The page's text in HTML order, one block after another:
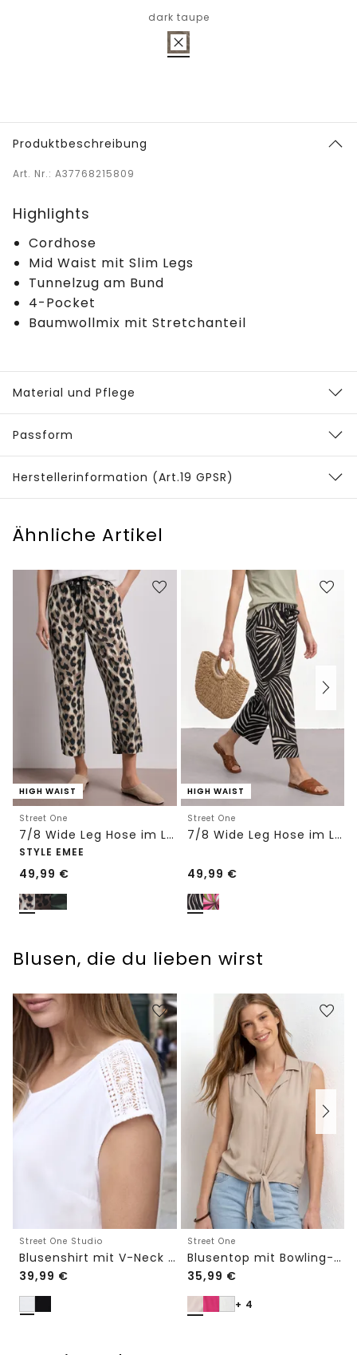
dark taupe
Produktbeschreibung
Art. Nr.: A37768215809
Highlights
Cordhose
Mid Waist mit Slim Legs
Tunnelzug am Bund
4-Pocket
Baumwollmix mit Stretchanteil
Material und Pflege
Passform
Herstellerinformation (Art.19 GPSR)
Ähnliche Artikel
HIGH WAIST
Street One
7/8 Wide Leg Hose im Loose Fit mit Print
STYLE EMEE
49,99 €
HIGH WAIST
Street One
7/8 Wide Leg Hose im Loose Fit
49,99 €
Blusen, die du lieben wirst
Street One Studio
Blusenshirt mit V-Neck und Spitze
39,99 €
Street One
Blusentop mit Bowling-Kragen und Knoten
35,99 €
+ 4